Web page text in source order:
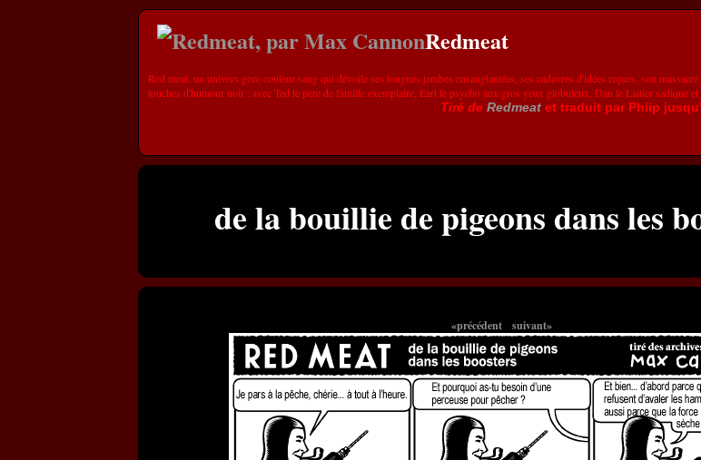
Redmeat
Red meat, un univers gore couleur sang qui dévoile ses longues jambes ensanglantées, ses cadavres d'idées reçues, son
touches d'humour noir : avec Ted le père de famille exemplaire, Earl le psycho aux gros yeux globuleux, Dan le Laitier sadique
Tiré de Redmeat et traduit par Phiip
de la bouillie de pigeons dans les
«précédent suivant»